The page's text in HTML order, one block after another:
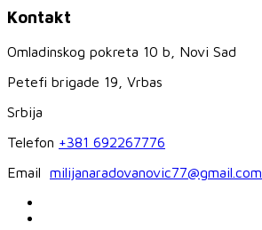
Kontakt
Omladinskog pokreta 10 b, Novi Sad
Petefi brigade 19, Vrbas
Srbija
Telefon +381 692267776
Email milijanaradovanovic77@gmail.com